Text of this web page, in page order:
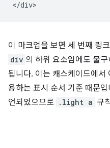
이 마크업을 보면 세 번째 링
div 의 하위 요소임에도 불구
됩니다. 이는 캐스케이드에서
용하는 표시 순서 기준 때문입
언되었으므로
.light a 규